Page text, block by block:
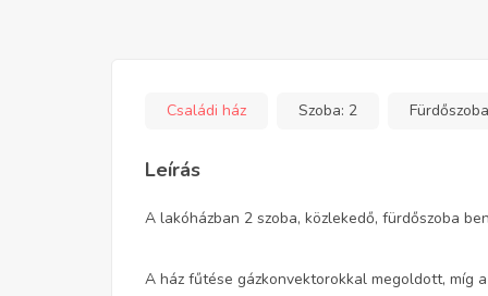
Családi ház Szoba: 2
Leírás
A lakóházban 2 szoba, közlekedő, fürdőszoba
A ház fűtése gázkonvektorokkal megoldott, míg